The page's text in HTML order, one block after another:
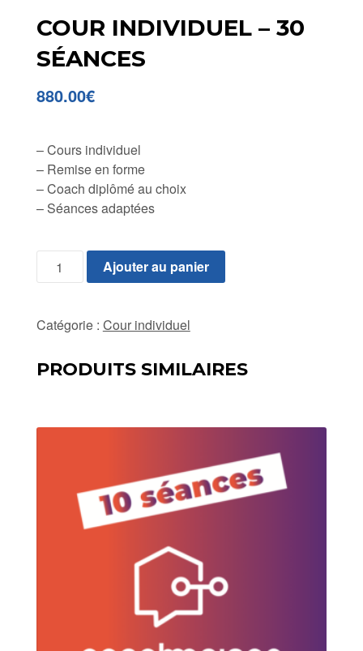
COUR INDIVIDUEL – 30
SÉANCES
880.00€
– Cours individuel
– Remise en forme
– Coach diplômé au choix
– Séances adaptées
quantité
de
individuel
séances
Ajouter au panier
Catégorie : Cour individuel
PRODUITS SIMILAIRES